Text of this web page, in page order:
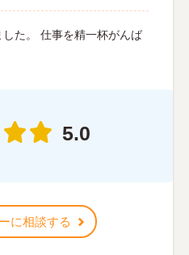
た。 仕事を精一杯がんば
5.0
に相談する